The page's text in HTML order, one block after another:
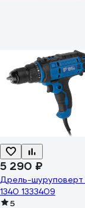
5 290 ₽
Дрель-шуруповерт
1340 1333409
5